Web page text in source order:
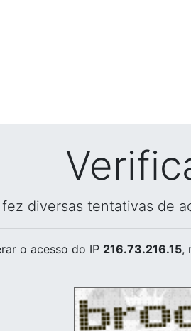
fez diversas tentativas de
o acesso do IP 216.73.216.15,